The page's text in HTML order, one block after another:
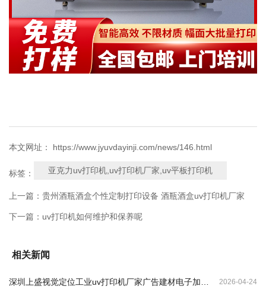
本文网址： https://www.jyuvdayinji.com/news/146.html
标签： 亚克力uv打印机,uv打印机厂家,uv平板打印机
上一篇： 贵州酒瓶酒盒个性定制打印设备 酒瓶酒盒uv打印机厂家
下一篇： uv打印机如何维护和保养呢
相关新闻
2026-04-24
深圳上盛视觉定位工业uv打印机厂家广告建材电子加工